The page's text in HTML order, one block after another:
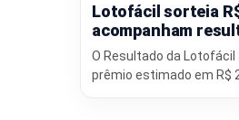
Lotofácil sorteia
acompanham
O Resultado da
prêmio estimado em R$